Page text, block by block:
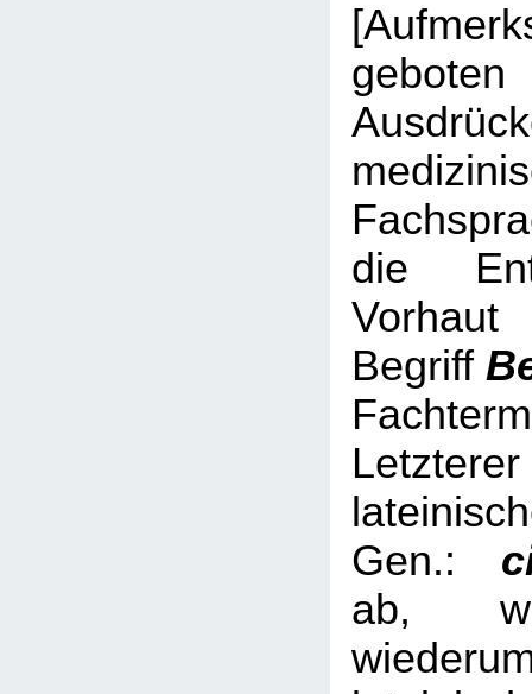
die
Begriff
Gen.:
ab,